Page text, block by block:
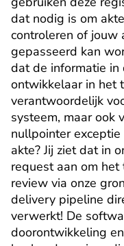
dat nodig is om
controleren of jouw
gepasseerd kan
dat de informatie
ontwikkelaar in het
verantwoordelijk
systeem, maar ook
nullpointer
akte? Jij ziet dat in
request aan om
review via onze
delivery pipeline
verwerkt! De
doorontwikkeling